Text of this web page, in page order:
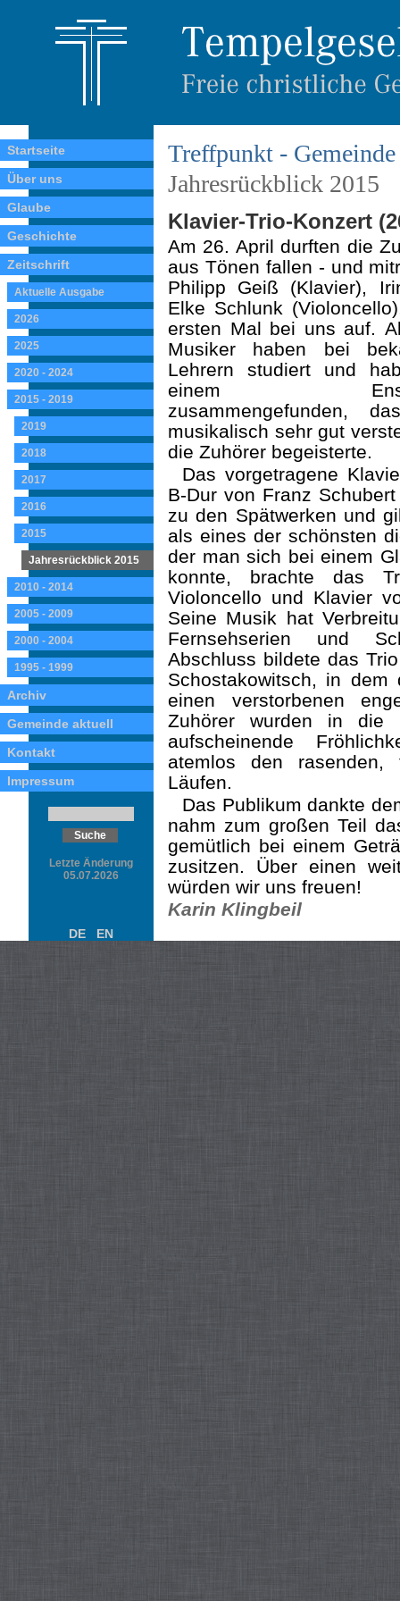
Startseite
Über uns
Glaube
Geschichte
Zeitschrift
Aktuelle Ausgabe
2026
2025
2020 - 2024
2015 - 2019
2019
2018
2017
2016
2015
Jahresrückblick 2015
2010 - 2014
2005 - 2009
2000 - 2004
1995 - 1999
Archiv
Gemeinde aktuell
Kontakt
Impressum
Letzte Änderung
05.07.2026
Treffpunkt -
Jahresrückblick 2015
Klavier-Trio-Konzert
Am 26. April durften die
aus Tönen fallen - und
Philipp Geiß (Klavier),
Elke Schlunk
ersten Mal bei uns auf.
Musiker haben bei
Lehrern studiert und
einem
zusammengefunden,
musikalisch sehr gut
die Zuhörer be­geisterte.
Das vorgetragene
B-Dur von Franz
zu den Spätwerken und
als eines der schön­sten
der man sich bei einem
konnte, brachte das
Violoncello und Klavier
Seine Musik hat
Fernsehserien und
Abschluss bildete das
Schostakowitsch, in
einen verstorbenen
Zuhörer wurden in die
aufscheinende
atemlos den rasenden,
Läufen.
Das Publikum dankte
nahm zum großen Teil
gemütlich bei einem
zusitzen. Über einen
würden wir uns freuen!
Karin Klingbeil
DE EN